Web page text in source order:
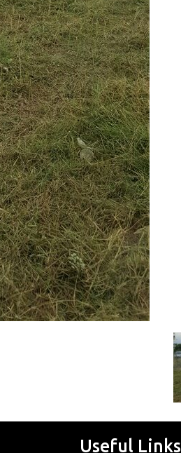
Useful Links